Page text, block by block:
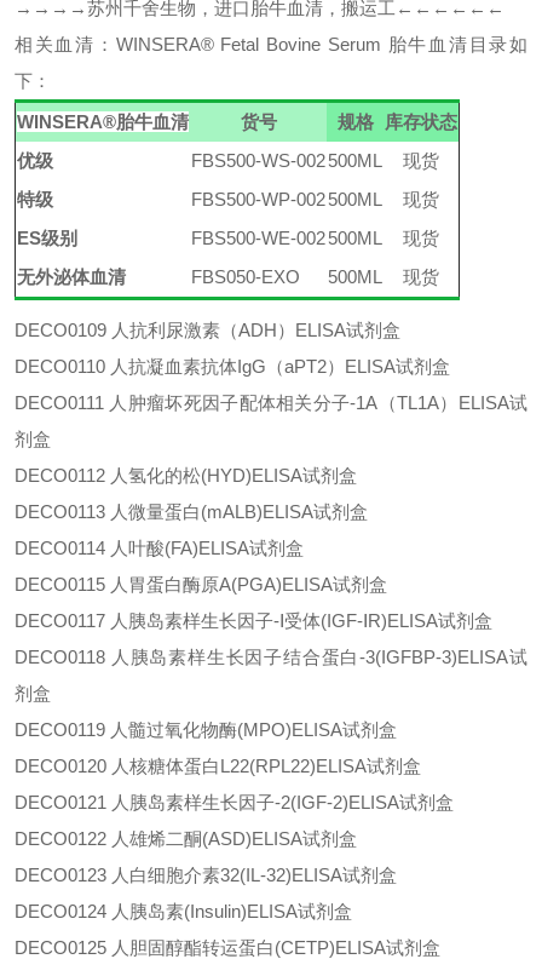
→→→→苏州千舍生物，进口胎牛血清，搬运工←←←←←←
相关血清： WINSERA® Fetal Bovine Serum 胎牛血清 目录如
下：
WINSERA®胎牛血清 货号 规格
库存状态
优级
FBS500-WS-002500ML
现货
特级
FBS500-WP-002500ML
现货
ES级别
FBS500-WE-002500ML
现货
无外泌体血清
FBS050-EXO 500ML 现货
DECO0109 人抗利尿激素（ADH）ELISA试剂盒
DECO0110 人抗凝血素抗体IgG（aPT2）ELISA试剂盒
DECO0111 人肿瘤坏死因子配体相关分子-1A（TL1A）ELISA试
剂盒
DECO0112 人氢化的松(HYD)ELISA试剂盒
DECO0113 人微量蛋白(mALB)ELISA试剂盒
DECO0114 人叶酸(FA)ELISA试剂盒
DECO0115 人胃蛋白酶原A(PGA)ELISA试剂盒
DECO0117 人胰岛素样生长因子-Ⅰ受体(IGF-ⅠR)ELISA试剂盒
DECO0118 人胰岛素样生长因子结合蛋白-3(IGFBP-3)ELISA试
剂盒
DECO0119 人髓过氧化物酶(MPO)ELISA试剂盒
DECO0120 人核糖体蛋白L22(RPL22)ELISA试剂盒
DECO0121 人胰岛素样生长因子-2(IGF-2)ELISA试剂盒
DECO0122 人雄烯二酮(ASD)ELISA试剂盒
DECO0123 人白细胞介素32(IL-32)ELISA试剂盒
DECO0124 人胰岛素(Insulin)ELISA试剂盒
DECO0125 人胆固醇酯转运蛋白(CETP)ELISA试剂盒